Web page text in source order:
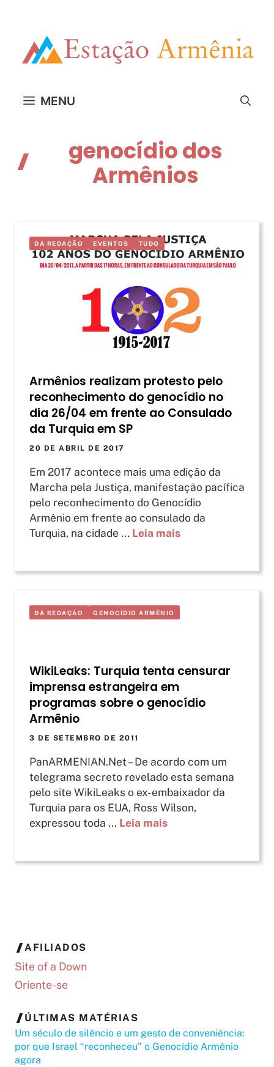
MENU
genocídio dos
Armênios
DA REDAÇÃO EVENTOS TUDO
Armênios realizam protesto pelo
reconhecimento do genocídio no
dia 26/04 em frente ao Consulado
da Turquia em SP
20 DE ABRIL DE 2017
Em 2017 acontece mais uma edição da
Marcha pela Justiça, manifestação pacífica
pelo reconhecimento do Genocídio
Armênio em frente ao consulado da
Turquia, na cidade ... Leia mais
DA REDAÇÃO GENOCÍDIO ARMÊNIO
WikiLeaks: Turquia tenta censurar
imprensa estrangeira em
programas sobre o genocídio
Armênio
3 DE SETEMBRO DE 2011
PanARMENIAN.Net – De acordo com um
telegrama secreto revelado esta semana
pelo site WikiLeaks o ex-embaixador da
Turquia para os EUA, Ross Wilson,
expressou toda ... Leia mais
AFILIADOS
Site of a Down
Oriente-se
ÚLTIMAS MATÉRIAS
Um século de silêncio e um gesto de conveniência:
por que Israel “reconheceu” o Genocídio Armênio
agora